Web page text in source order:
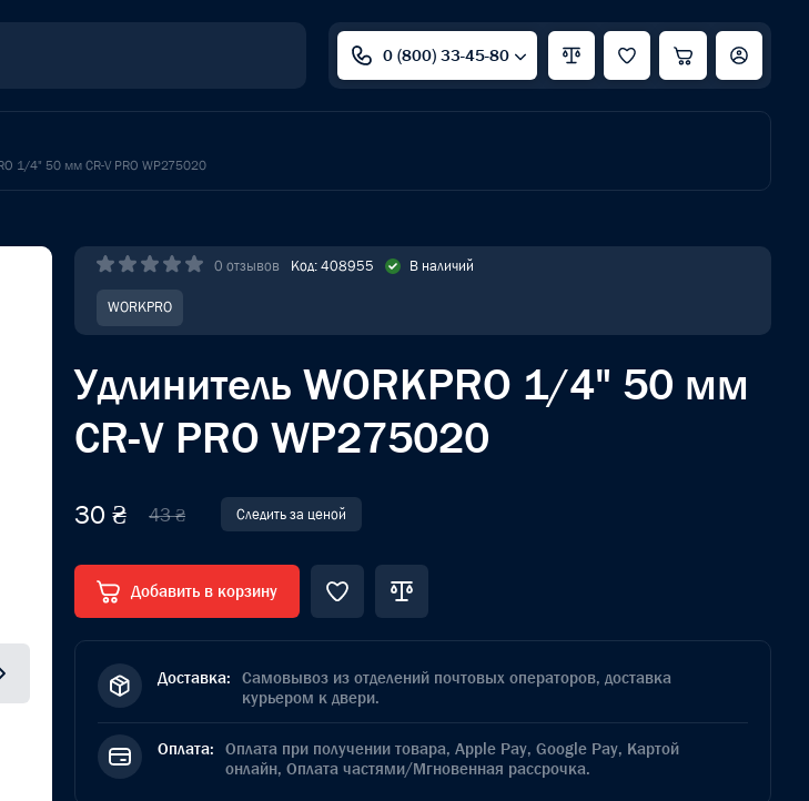
0 (800) 33-45-80
1/4" 50 мм CR-V PRO WP275020
0 отзывов Код: 408955 В наличий
WORKPRO
Удлинитель WORKPRO 1/4" 50 мм
CR-V PRO WP275020
30 ₴ 43 ₴ Следить за ценой
Добавить в корзину
Доставка: Самовывоз из отделений почтовых операторов, доставка
курьером к двери.
Оплата: Оплата при получении товара, Apple Pay, Google Pay, Картой
онлайн, Оплата частями/Мгновенная рассрочка.